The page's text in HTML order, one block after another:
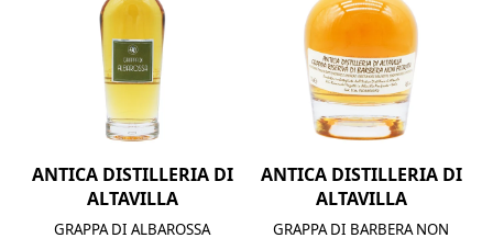
ANTICA DISTILLERIA DI
ALTAVILLA
GRAPPA DI ALBAROSSA
ANTICA DISTILLERIA DI
ALTAVILLA
GRAPPA DI BARBERA NON